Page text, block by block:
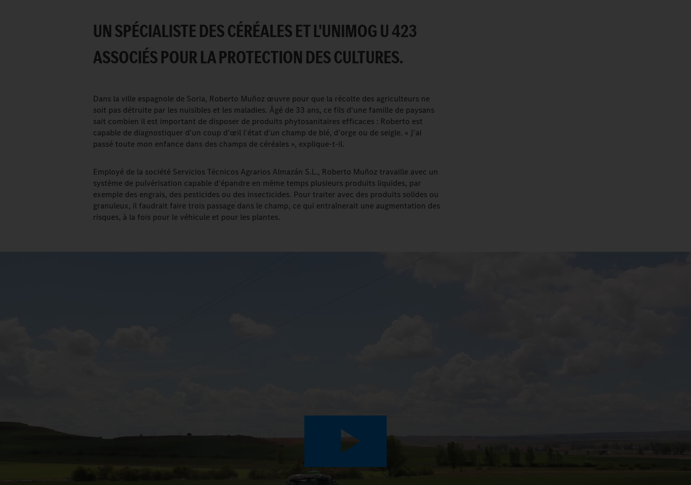
UN SPÉCIALISTE DES CÉRÉALES ET L'UNIMOG U 423
ASSOCIÉS POUR LA PROTECTION DES CULTURES.
Dans la ville espagnole de Soria, Roberto Muñoz œuvre pour que la récolte des agriculteurs ne
soit pas détruite par les nuisibles et les maladies. Âgé de 33 ans, ce fils d'une famille de paysans
sait combien il est important de disposer de produits phytosanitaires efficaces : Roberto est
capable de diagnostiquer d'un coup d'œil l'état d'un champ de blé, d'orge ou de seigle. « J'ai
passé toute mon enfance dans des champs de céréales », explique-t-il.
Employé de la société Servicios Técnicos Agrarios Almazán S.L., Roberto Muñoz travaille avec un
système de pulvérisation capable d'épandre en même temps plusieurs produits liquides, par
exemple des engrais, des pesticides ou des insecticides. Pour traiter avec des produits solides ou
granuleux, il faudrait faire trois passage dans le champ, ce qui entraînerait une augmentation des
risques, à la fois pour le véhicule et pour les plantes.
Play